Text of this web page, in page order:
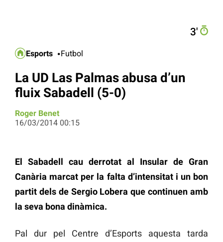
3′
Esports Futbol
La UD Las Palmas abusa d’un
fluix Sabadell (5-0)
Roger Benet
16/03/2014 00:15
El Sabadell cau derrotat al Insular de Gran
Canària marcat per la falta d’intensitat i un bon
partit dels de Sergio Lobera que continuen amb
la seva bona dinàmica.
Pal dur pel Centre d’Esports aquesta tarda